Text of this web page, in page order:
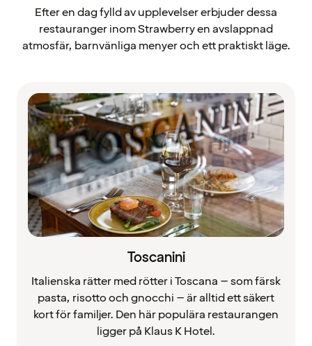
Efter en dag fylld av upplevelser erbjuder dessa
restauranger inom Strawberry en avslappnad
atmosfär, barnvänliga menyer och ett praktiskt läge.
Toscanini
Italienska rätter med rötter i Toscana – som färsk
pasta, risotto och gnocchi – är alltid ett säkert
kort för familjer. Den här populära restaurangen
ligger på Klaus K Hotel.